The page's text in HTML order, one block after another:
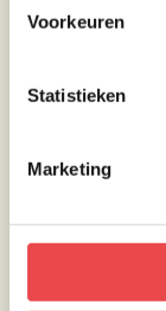
Voorkeuren
Statistieken
Marketing